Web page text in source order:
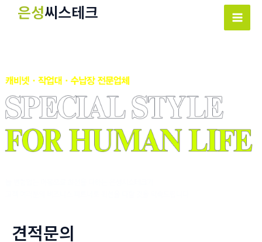
너
뛰
기
은성씨스테크
Main
견적문의